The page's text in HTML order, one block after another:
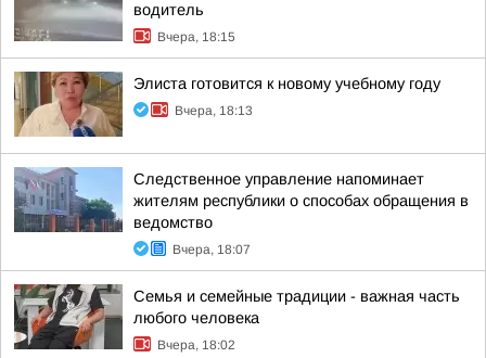
водитель
Вчера, 18:15
Элиста готовится к новому учебному году
Вчера, 18:13
Следственное управление напоминает
жителям республики о способах обращения в
ведомство
Вчера, 18:07
Семья и семейные традиции - важная часть
любого человека
Вчера, 18:02